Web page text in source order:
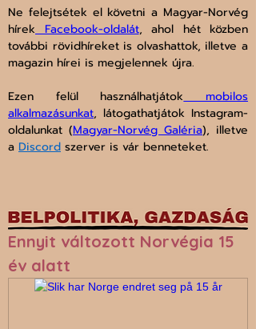
Ne felejtsétek el követni a Magyar-Norvég
hírek Facebook-oldalát, ahol hét közben
további rövidhíreket is olvashattok, illetve a
magazin hírei is megjelennek újra.
Ezen felül használhatjátok mobilos
alkalmazásunkat, látogathatjátok Instagram-
oldalunkat (Magyar-Norvég Galéria), illetve
a Discord szerver is vár benneteket.
Ennyit változott Norvégia 15
év alatt